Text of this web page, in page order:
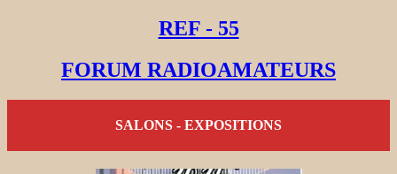
REF - 55
FORUM RADIOAMATEURS
SALONS - EXPOSITIONS